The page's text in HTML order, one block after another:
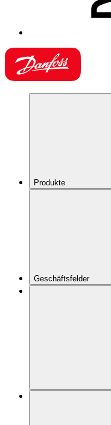
Produkte
Geschäftsfelder